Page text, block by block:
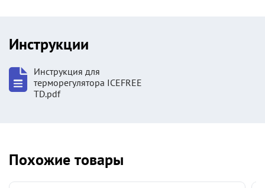
Инструкции
Инструкция для
терморегулятора ICEFREE
TD.pdf
Похожие товары